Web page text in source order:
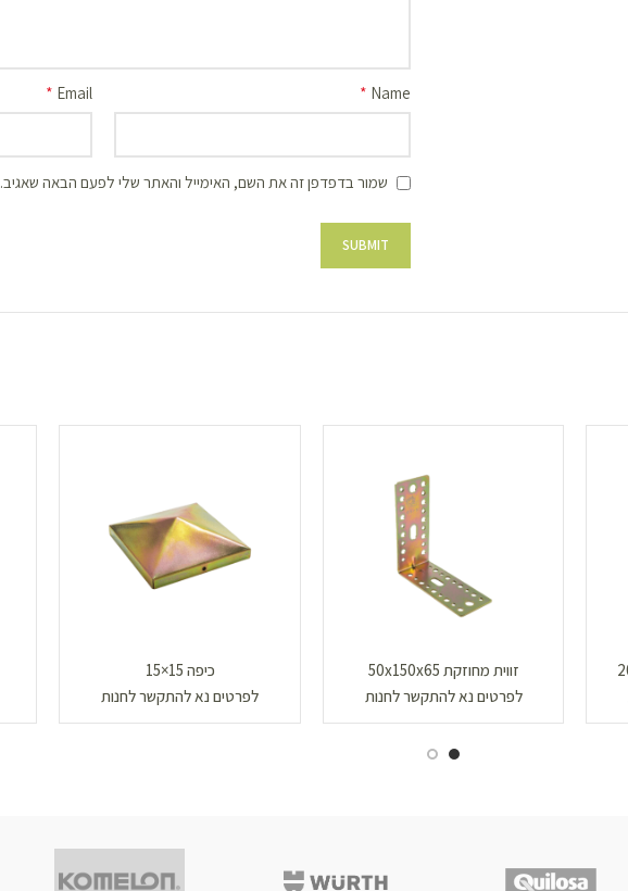
Name
*
Email
*
שמור בדפדפן זה את השם, האימייל והאתר שלי לפעם הבאה שאגיב.
זווית מחוזקת 50x150x65
לפרטים נא להתקשר לחנות
כיפה 15×15
לפרטים נא להתקשר לחנות